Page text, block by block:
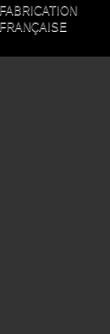
FABRICATION
FRANÇAISE